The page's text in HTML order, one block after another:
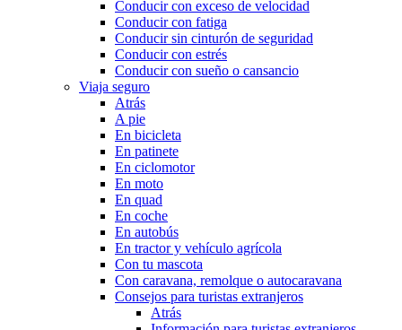
Conducir con exceso de velocidad
Conducir con fatiga
Conducir sin cinturón de seguridad
Conducir con estrés
Conducir con sueño o cansancio
Viaja seguro
Atrás
A pie
En bicicleta
En patinete
En ciclomotor
En moto
En quad
En coche
En autobús
En tractor y vehículo agrícola
Con tu mascota
Con caravana, remolque o autocaravana
Consejos para turistas extranjeros
Atrás